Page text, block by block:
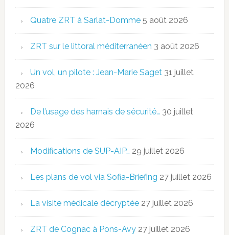
Quatre ZRT à Sarlat-Domme 5 août 2026
ZRT sur le littoral méditerranéen 3 août 2026
Un vol, un pilote : Jean-Marie Saget 31 juillet
2026
De l’usage des harnais de sécurité… 30 juillet
2026
Modifications de SUP-AIP… 29 juillet 2026
Les plans de vol via Sofia-Briefing 27 juillet 2026
La visite médicale décryptée 27 juillet 2026
ZRT de Cognac à Pons-Avy 27 juillet 2026